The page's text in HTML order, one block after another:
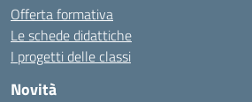
Offerta formativa
Le schede didattiche
I progetti delle classi
Novità